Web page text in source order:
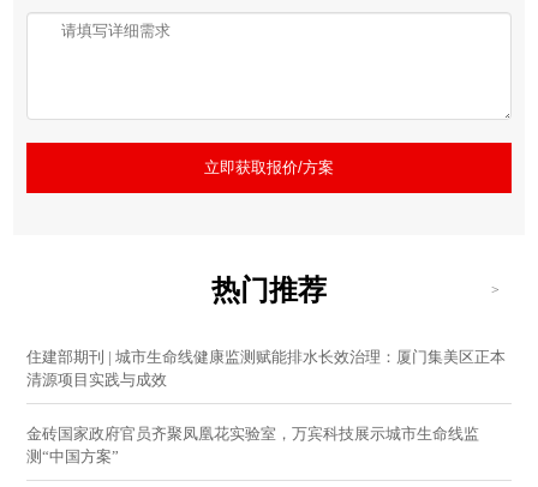
立即获取报价/方案
热门推荐 >
住建部期刊 | 城市生命线健康监测赋能排水长效治理：厦门集美区正本
清源项目实践与成效
金砖国家政府官员齐聚凤凰花实验室，万宾科技展示城市生命线监
测“中国方案”